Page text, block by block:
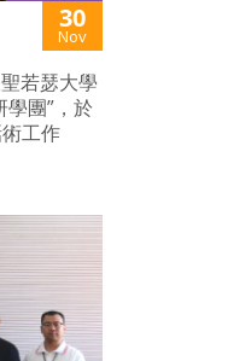
30
Nov
若瑟大學
團”，於
工作